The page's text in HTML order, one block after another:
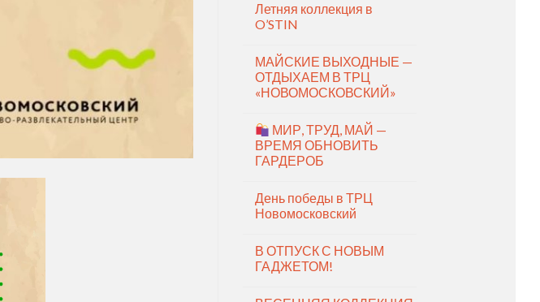
Летняя коллекция в
O’STIN
МАЙСКИЕ ВЫХОДНЫЕ —
ОТДЫХАЕМ В ТРЦ
«НОВОМОСКОВСКИЙ»
МИР, ТРУД, МАЙ —
ВРЕМЯ ОБНОВИТЬ
ГАРДЕРОБ
День победы в ТРЦ
Новомосковский
В ОТПУСК С НОВЫМ
ГАДЖЕТОМ!